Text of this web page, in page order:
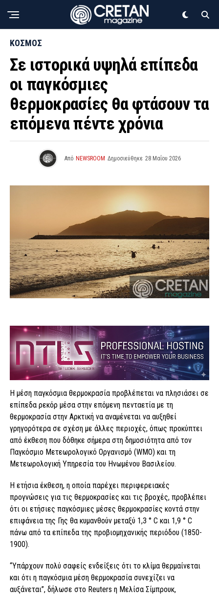
ΚΟΣΜΟΣ
Σε ιστορικά υψηλά επίπεδα
οι παγκόσμιες
θερμοκρασίες θα φτάσουν τα
επόμενα πέντε χρόνια
Από NEWSROOM Δημοσιεύθηκε 28 Μαΐου 2026
Η μέση παγκόσμια θερμοκρασία προβλέπεται να πλησιάσει σε
επίπεδα ρεκόρ μέσα στην επόμενη πενταετία με τη
θερμοκρασία στην Αρκτική να αναμένεται να αυξηθεί
γρηγορότερα σε σχέση με άλλες περιοχές, όπως προκύπτει
από έκθεση που δόθηκε σήμερα στη δημοσιότητα από τον
Παγκόσμιο Μετεωρολογικό Οργανισμό (WMO) και τη
Μετεωρολογική Υπηρεσία του Ηνωμένου Βασιλείου.
Η ετήσια έκθεση, η οποία παρέχει περιφερειακές
προγνώσεις για τις θερμοκρασίες και τις βροχές, προβλέπει
ότι οι ετήσιες παγκόσμιες μέσες θερμοκρασίες κοντά στην
επιφάνεια της Γης θα κυμανθούν μεταξύ 1,3 ° C και 1,9 ° C
πάνω από τα επίπεδα της προβιομηχανικής περιόδου (1850-
1900).
“Υπάρχουν πολύ σαφείς ενδείξεις ότι το κλίμα θερμαίνεται
και ότι η παγκόσμια μέση θερμοκρασία συνεχίζει να
αυξάνεται”, δήλωσε στο Reuters η Μελίσα Σίμπρουκ,